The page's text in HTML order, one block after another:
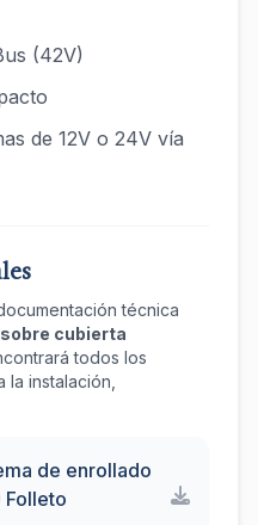
(42V)
de 12V o 24V vía
técnica
cubierta
todos los
instalación,
de enrollado